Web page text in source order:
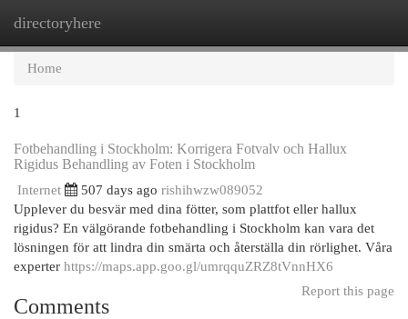
directoryhere
Home
1
Fotbehandling i Stockholm: Korrigera Fotvalv och Hallux
Rigidus Behandling av Foten i Stockholm
Internet 507 days ago rishihwzw089052
Upplever du besvär med dina fötter, som plattfot eller hallux
rigidus? En välgörande fotbehandling i Stockholm kan vara det
lösningen för att lindra din smärta och återställa din rörlighet. Våra
experter https://maps.app.goo.gl/umrqquZRZ8tVnnHX6
Report this page
Comments